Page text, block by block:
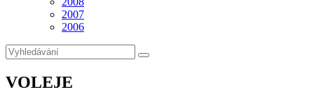
2007
2006
VOLEJE